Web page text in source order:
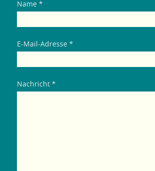
Name *
E-Mail-Adresse *
Nachricht *